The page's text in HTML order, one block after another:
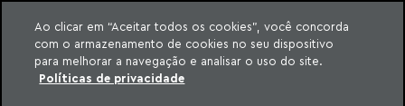
o conteúdo
Machado Meyer
Ao clicar em “Aceitar todos os cookies”, você concorda
com o armazenamento de cookies no seu dispositivo
para melhorar a navegação e analisar o uso do site.
Políticas de privacidade